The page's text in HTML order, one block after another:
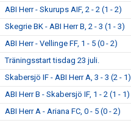
ABI Herr - Skurups AIF, 2 - 2 (1 - 2)
Skegrie BK - ABI Herr B, 2 - 3 (1 - 3)
ABI Herr - Vellinge FF, 1 - 5 (0 - 2)
Träningsstart tisdag 23 juli.
Skabersjö IF - ABI Herr A, 3 - 3 (2 - 1)
ABI Herr B - Skabersjö IF, 1 - 2 (1 - 1)
ABI Herr A - Ariana FC, 0 - 5 (0 - 2)